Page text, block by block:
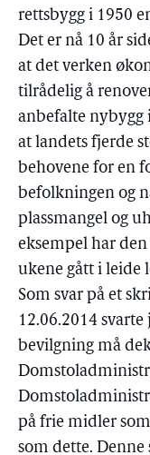
rettsbygg i 1950
Det er nå 10 år
at det verken
tilrådelig å
anbefalte nybygg
at landets fjerde
behovene for en
befolkningen og
plassmangel og
eksempel har
ukene gått i leide
Som svar på et
12.06.2014
bevilgning må
på frie midler
som dette. Denne